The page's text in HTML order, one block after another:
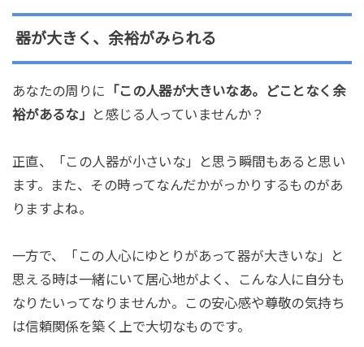
器が大きく、余裕がみられる
あなたの周りに 「この人器が大きいなあ。どことなく余
裕があるな」
と感じる人っていませんか？
正直、「この人器が小さいな」と思う瞬間もあると思い
ます。また、その時ってなんだかがっかりするものがあ
りますよね。
一方で、「この人心にゆとりがあって器が大きいな」と
思える時は一緒にいて居心地がよく、こんな人に自分も
なりたいってなりませんか。この安心感や尊敬の気持ち
は信頼関係を築く上で大切なものです。